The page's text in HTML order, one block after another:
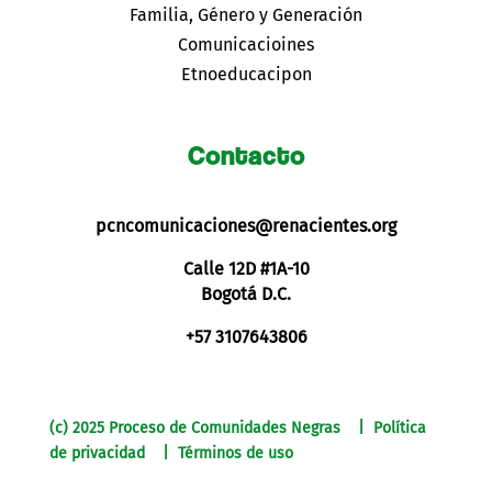
Familia, Género y Generación
Comunicacioines
Etnoeducacipon
Contacto
pcncomunicaciones@renacientes.org
Calle 12D #1A-10
Bogotá D.C.
+57 3107643806
(c) 2025 Proceso de Comunidades Negras | Política
de privacidad | Términos de uso